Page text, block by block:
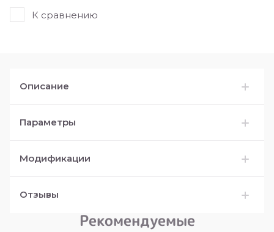
К сравнению
Описание
Параметры
Модификации
Отзывы
Рекомендуемые